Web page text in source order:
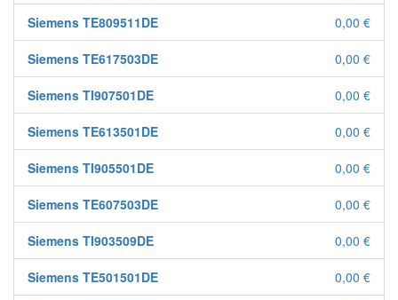
Siemens TE809511DE 0,00 €
Siemens TE617503DE 0,00 €
Siemens TI907501DE 0,00 €
Siemens TE613501DE 0,00 €
Siemens TI905501DE 0,00 €
Siemens TE607503DE 0,00 €
Siemens TI903509DE 0,00 €
Siemens TE501501DE 0,00 €